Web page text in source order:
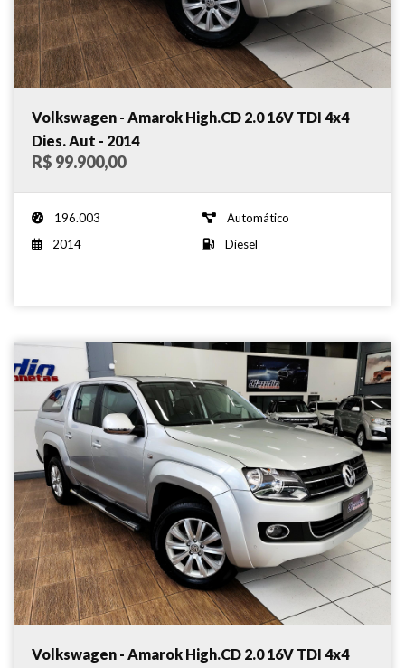
Volkswagen - Amarok High.CD 2.0 16V TDI 4x4
Dies. Aut - 2014
R$ 99.900,00
196.003
Automático
2014
Diesel
Volkswagen - Amarok High.CD 2.0 16V TDI 4x4